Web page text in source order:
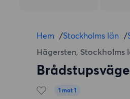
Hem /Stockholms län /
Hägersten, Stockholms
1 mot 1